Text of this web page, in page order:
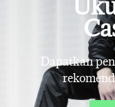
Dapatkan